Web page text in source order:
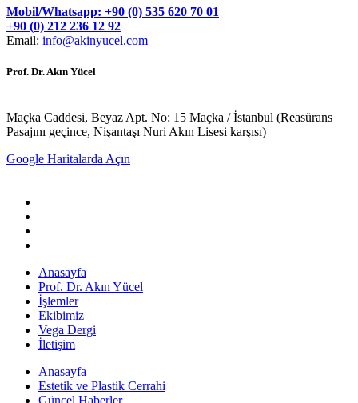
Mobil/Whatsapp: +90 (0) 535 620 70 01
+90 (0) 212 236 12 92
Email: info@akinyucel.com
Prof. Dr. Akın Yücel
Maçka Caddesi, Beyaz Apt. No: 15 Maçka / İstanbul (Reasürans
Pasajını geçince, Nişantaşı Nuri Akın Lisesi karşısı)
Google Haritalarda Açın
Anasayfa
Prof. Dr. Akın Yücel
İşlemler
Ekibimiz
Vega Dergi
İletişim
Anasayfa
Estetik ve Plastik Cerrahi